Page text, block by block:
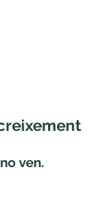
ven.